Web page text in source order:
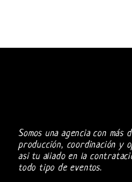
Somos una agencia con más
producción, coordinación y
asi tu aliado en la
todo tipo de eventos.